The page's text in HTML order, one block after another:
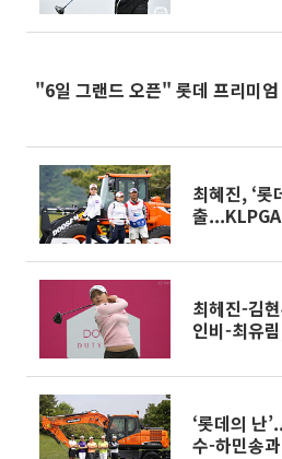
"6일 그랜드 오픈" 롯데 프리미
최혜진, ‘롯
출
최헤진-김
인비-최유
조편성
‘롯데의 난
수-하민송